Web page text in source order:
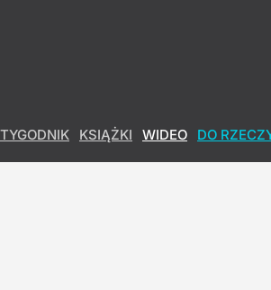
TYGODNIK KSIĄŻKI WIDEO DO